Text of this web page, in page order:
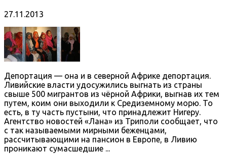
27.11.2013
Депортация — она и в северной Африке депортация.
Ливийские власти удосужились выгнать из страны
свыше 500 мигрантов из чёрной Африки, выгнав их тем
путем, коим они выходили к Средиземному морю. То
есть, в ту часть пустыни, что принадлежит Нигеру.
Агентство новостей «Лана» из Триполи сообщает, что
с так называемыми мирными беженцами,
рассчитывающими на пансион в Европе, в Ливию
проникают сумасшедшие ...